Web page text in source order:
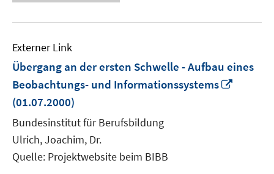
Externer Link
Übergang an der ersten Schwelle - Aufbau eines
Beobachtungs- und Informationssystems
(01.07.2000)
Bundesinstitut für Berufsbildung
Ulrich, Joachim, Dr.
Quelle: Projektwebsite beim BIBB